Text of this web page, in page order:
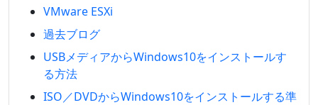
VMware ESXi
過去ブログ
USBメディアからWindows10をインストールす
る方法
ISO／DVDからWindows10をインストールする準